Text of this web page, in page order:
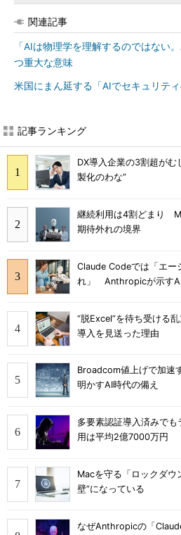
関連記事
「AIは物理学を理解するのではない
つ重大な意味
米国にまん延する「AIでセキュリテ
記事ランキング
DX導入企業の3割超が
製化のわな”
継続利用は4割どまり
期待外れの境界
Claude Codeでは「エー
れ」 Anthropicが示す
“脱Excel”を待ち受ける
導入を見送った理由
Broadcom値上げで加
明かすAI時代の備え
多要素認証導入済みで
用は平均2億7000万円
Macを守る「ロックダウ
壁”になっている
なぜAnthropicの「